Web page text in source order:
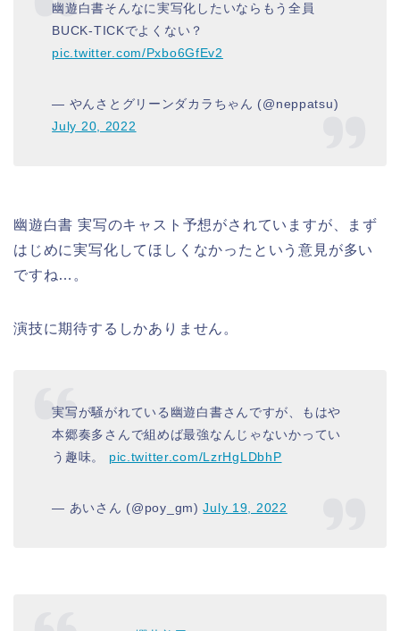
幽遊白書そんなに実写化したいならもう全員
BUCK-TICKでよくない？
pic.twitter.com/Pxbo6GfEv2
— やんさとグリーンダカラちゃん (@neppatsu)
July 20, 2022
幽遊白書 実写のキャスト予想がされていますが、まず
はじめに実写化してほしくなかったという意見が多い
ですね…。
演技に期待するしかありません。
実写が騒がれている幽遊白書さんですが、もはや
本郷奏多さんで組めば最強なんじゃないかってい
う趣味。 pic.twitter.com/LzrHgLDbhP
— あいさん (@poy_gm)July 19, 2022